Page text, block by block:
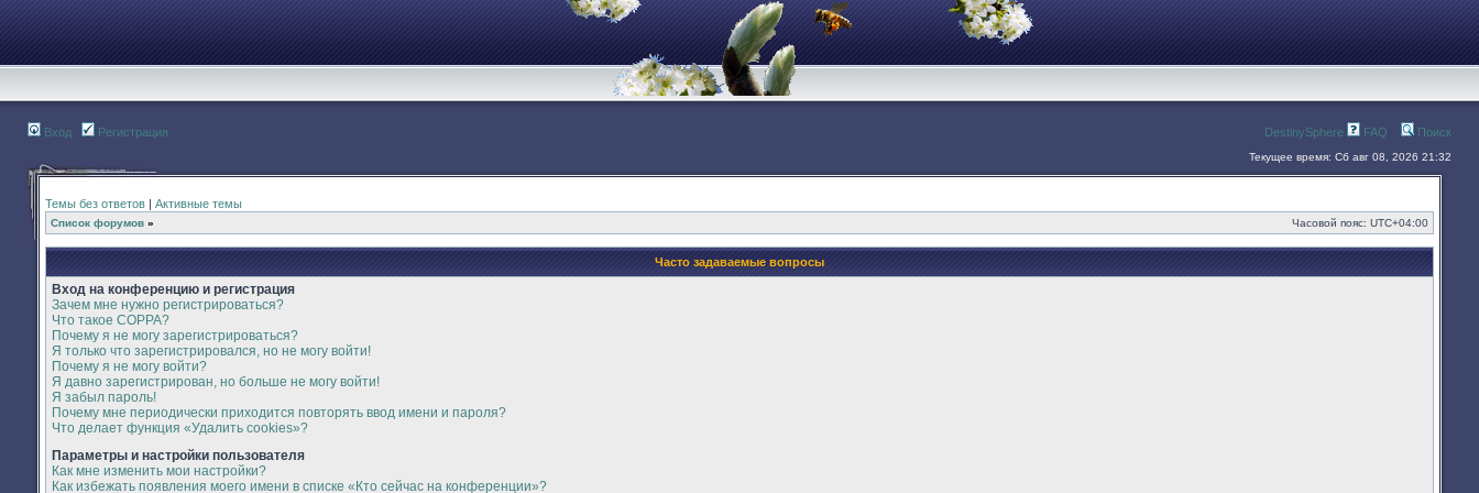
Вход Регистрация DestinySphere FAQ Поиск
Текущее время: Сб авг 08, 2026 21:32
Темы без ответов | Активные темы
Список форумов » Часовой пояс: UTC+04:00
Часто задаваемые вопросы
Вход на конференцию и регистрация
Зачем мне нужно регистрироваться?
Что такое COPPA?
Почему я не могу зарегистрироваться?
Я только что зарегистрировался, но не могу войти!
Почему я не могу войти?
Я давно зарегистрирован, но больше не могу войти!
Я забыл пароль!
Почему мне периодически приходится повторять ввод имени и пароля?
Что делает функция «Удалить cookies»?
Параметры и настройки пользователя
Как мне изменить мои настройки?
Как избежать появления моего имени в списке «Кто сейчас на конференции»?